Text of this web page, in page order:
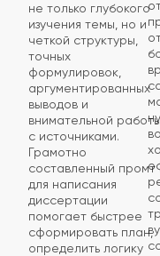
не только глубокого
изучения темы, но и
четкой структуры,
точных
формулировок,
аргументированных
выводов и
внимательной
с источниками.
Грамотно
составленный промт
для написания
диссертации
помогает быстрее
сформировать план,
определить логику